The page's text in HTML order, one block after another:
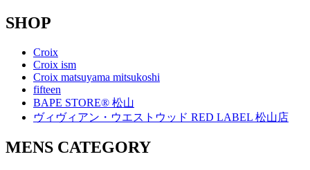
SHOP
Croix
Croix ism
Croix matsuyama mitsukoshi
fifteen
BAPE STORE® 松山
ヴィヴィアン・ウエストウッド RED LABEL 松山店
MENS CATEGORY